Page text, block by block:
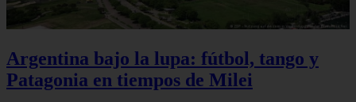
Argentina bajo la lupa: fútbol, tango y
Patagonia en tiempos de Milei